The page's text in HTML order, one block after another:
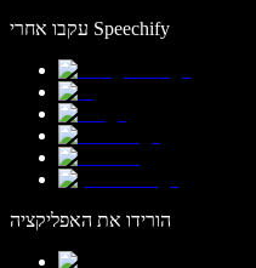
עקבו אחרי Speechify
הורידו את האפליקציה